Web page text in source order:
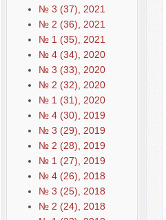
№ 3 (37), 2021
№ 2 (36), 2021
№ 1 (35), 2021
№ 4 (34), 2020
№ 3 (33), 2020
№ 2 (32), 2020
№ 1 (31), 2020
№ 4 (30), 2019
№ 3 (29), 2019
№ 2 (28), 2019
№ 1 (27), 2019
№ 4 (26), 2018
№ 3 (25), 2018
№ 2 (24), 2018